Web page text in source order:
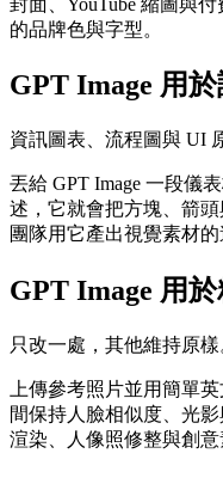
的品牌色與字型。
GPT Image 用
資訊圖表、流程圖與 UI
丟給 GPT Image 一段儀
述，它就會把方塊、箭
團隊用它產出視覺素材
GPT Image 用
只改一處，其他維持原樣
上傳參考照片並用簡單
間保持人臉相似度、光
渲染、人像照修整與創